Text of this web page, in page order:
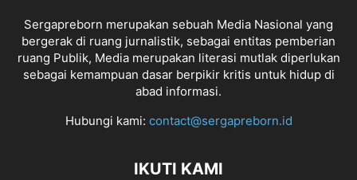
Sergapreborn merupakan sebuah Media Nasional yang
bergerak di ruang jurnalistik, sebagai entitas pemberian
ruang Publik, Media merupakan literasi mutlak diperlukan
sebagai kemampuan dasar berpikir kritis untuk hidup di
abad informasi.
Hubungi kami: contact@sergapreborn.id
IKUTI KAMI